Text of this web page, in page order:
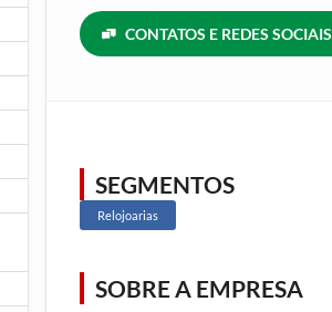
CONTATOS E REDES SOCIAIS
SEGMENTOS
Relojoarias
SOBRE A EMPRESA